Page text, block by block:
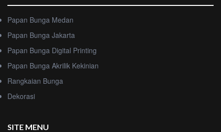
Papan Bunga Medan
Papan Bunga Jakarta
Papan Bunga Digital Printing
Papan Bunga Akrilik Kekinian
Rangkaian Bunga
Dekorasi
SITE MENU